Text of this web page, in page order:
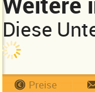
Diese
Preise